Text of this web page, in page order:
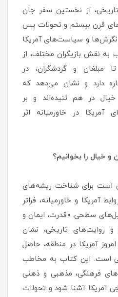
از نخستین سفر جان
قرن بیستم و تحولات پس
نگرش‌ها و سیاست‌های آمریکا
به نقش بازیگران مختلف، از
مبلغان و گردشگران، در
دارد و نشان می‌دهد که
در هم تنیده‌اند و بر
در خاورمیانه اثر
و خیال را بخوانیم؟
است برای شناخت ریشه‌های
آمریکا و خاورمیانه، فراتر
سطحی. «قدرت، ایمان و
و روایت‌های تاریخی، نشان
آمریکا در منطقه، حاصل
است. این کتاب به مخاطب
فرهنگی، مذهبی و ذهنی
آمریکا آشنا شود و تحولات